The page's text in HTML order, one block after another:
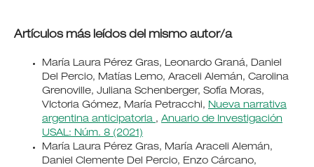
Artículos más leídos del mismo autor/a
María Laura Pérez Gras, Leonardo Graná, Daniel
Del Percio, Matías Lemo, Araceli Alemán, Carolina
Grenoville, Juliana Schenberger, Sofía Moras,
VIctoria Gómez, María Petracchi, Nueva narrativa
argentina anticipatoria , Anuario de Investigación
USAL: Núm. 8 (2021)
María Laura Pérez Gras, María Araceli Alemán,
Daniel Clemente Del Percio, Enzo Cárcano,